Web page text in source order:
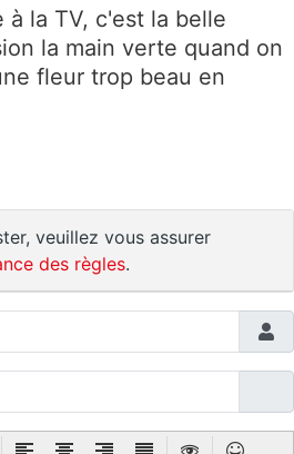
à la TV, c'est la belle
la main verte quand on
fleur trop beau en
veuillez vous assurer
des règles.